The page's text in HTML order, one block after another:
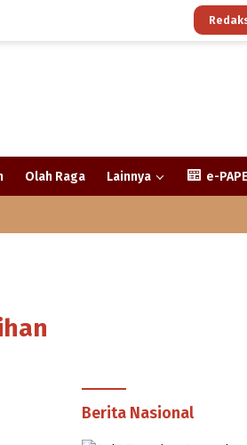
Olah Raga Lainnya e-
Berita Nasional